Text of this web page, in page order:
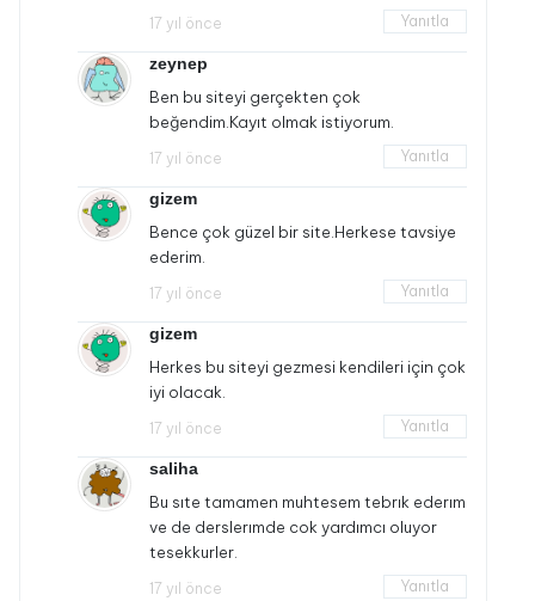
17 yıl önce Yanıtla
zeynep
Ben bu siteyi gerçekten çok
beğendim.Kayıt olmak istiyorum.
17 yıl önce Yanıtla
gizem
Bence çok güzel bir site.Herkese tavsiye
ederim.
17 yıl önce Yanıtla
gizem
Herkes bu siteyi gezmesi kendileri için çok
iyi olacak.
17 yıl önce Yanıtla
saliha
Bu sıte tamamen muhtesem tebrık ederım
ve de derslerımde cok yardımcı oluyor
tesekkurler.
17 yıl önce Yanıtla